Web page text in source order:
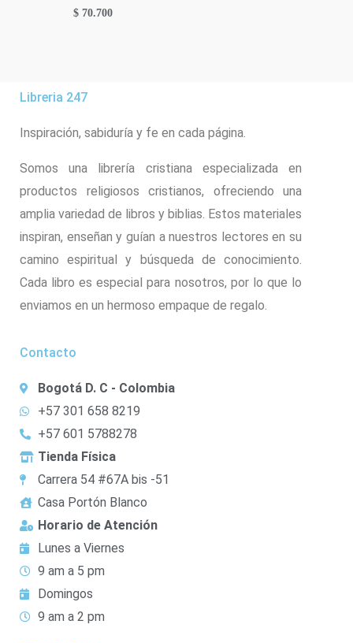
$ 70.700
Libreria 247
Inspiración, sabiduría y fe en cada página.
Somos una librería cristiana especializada en
productos religiosos cristianos, ofreciendo una
amplia variedad de libros y biblias. Estos materiales
inspiran, enseñan y guían a nuestros lectores en su
camino espiritual y búsqueda de conocimiento.
Cada libro es especial para nosotros, por lo que lo
enviamos en un hermoso empaque de regalo.
Contacto
Bogotá D. C - Colombia
+57 301 658 8219
+57 601 5788278
Tienda Física
Carrera 54 #67A bis -51
Casa Portón Blanco
Horario de Atención
Lunes a Viernes
9 am a 5 pm
Domingos
9 am a 2 pm